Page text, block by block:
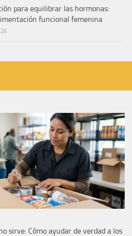
para equilibrar las hormonas:
funcional femenina
sirve: Cómo ayudar de verdad a los